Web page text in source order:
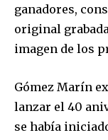
ganadores,
original
imagen de los
Gómez Marín
lanzar el 40
se había